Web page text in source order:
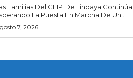
Familias Del CEIP De Tindaya
La Puesta En Marcha De Un...
7, 2026